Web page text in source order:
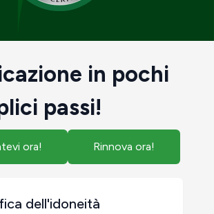
in pochi
passi!
ora! Rinnova ora!
dell'idoneità